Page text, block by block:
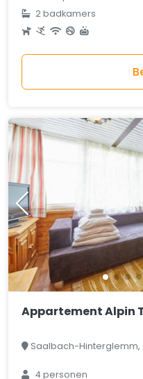
2 badkamers
Appartement Alpin
Saalbach-Hinterglemm,
4 personen